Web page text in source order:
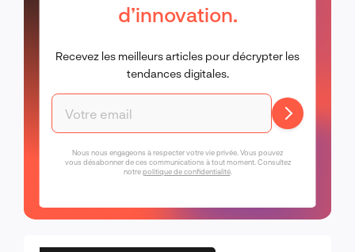
d’innovation.
Recevez les meilleurs articles pour décrypter les
tendances digitales.
Nous nous engageons à respecter votre vie privée. Vous pouvez
vous désabonner de ces communications à tout moment. Consultez
notrepolitique de confidentialité.